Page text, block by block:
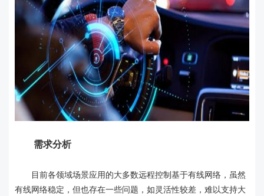
需求分析
目前各领域场景应用的大多数远程控制基于有线网络，虽然
有线网络稳定，但也存在一些问题，如灵活性较差，难以支持大